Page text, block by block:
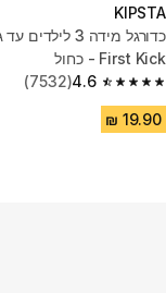
KIPSTA
First Kick - כחול
4.6
4.6 out of 5 stars from 7532 reviews
(7532)